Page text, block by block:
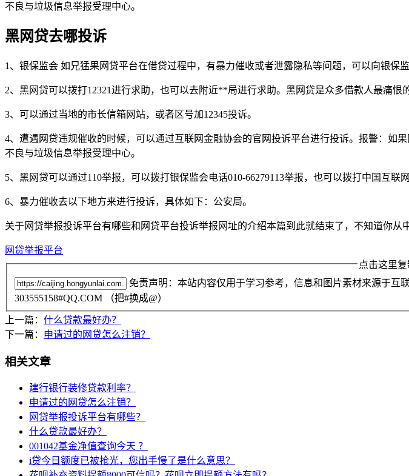
不良与垃圾信息举报受理中心。
黑网贷去哪投诉
1、银保监会 如兄猛果网贷平台在借贷过程中，有暴力催收或者泄露隐私等问题，可以向银保
2、黑网贷可以拨打12321进行求助，也可以去附近**局进行求助。黑网贷是众多借款人最痛
3、可以通过当地的市长信箱网站，或者区号加12345投诉。
4、遭遇网贷违规催收的时候，可以通过互联网金融协会的官网投诉平台进行投诉。报警：如
不良与垃圾信息举报受理中心。
5、黑网贷可以通过110举报，可以拨打银保监会电话010-66279113举报，也可以拨打中国互联
6、暴力催收去以下地方来进行投诉，具体如下：公安局。
关于网贷举报投诉平台有哪些和网贷平台投诉举报网址的介绍本篇到此就结束了，不知道你
网贷举报平台
点击这里
免责声明：本站内容仅用于学习参考，信息和图片素材来源于互
303555158#QQ.COM （把#换成@）
上一篇： 什么贷款最好办？
下一篇： 申请过的网贷怎么注销？
相关文章
建行银行装修贷款利率？
申请过的网贷怎么注销？
网贷举报投诉平台有哪些？
什么贷款最好办？
001042基金净值查询今天 ？
i贷今日额度已被抢光，您出手慢了是什么意思？